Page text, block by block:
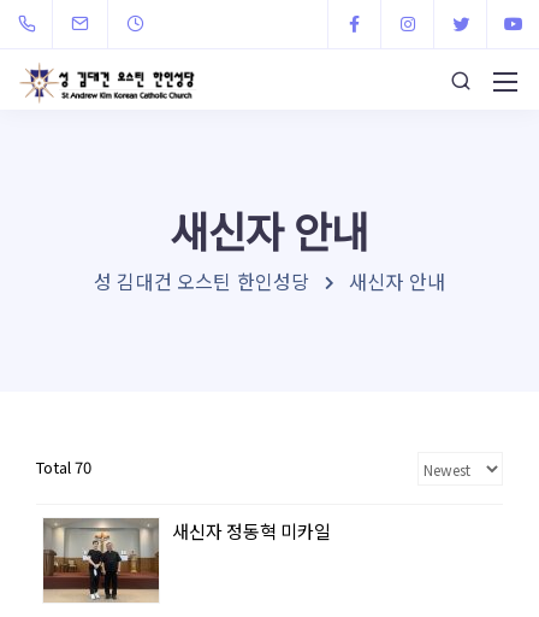
새신자 안내
성 김대건 오스틴 한인성당 새신자 안내
Total 70
새신자 정동혁 미카일